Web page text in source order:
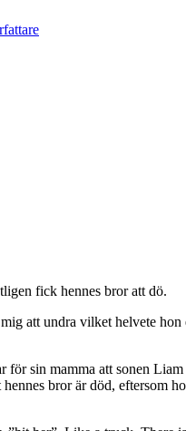
fick hennes bror att dö.
att undra vilket helvete
sin mamma att sonen
bror är död, eftersom